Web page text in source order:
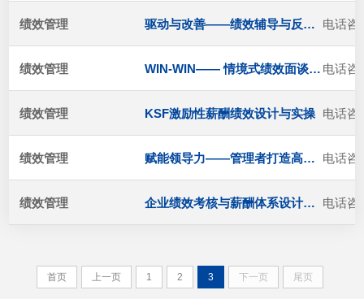
绩效管理 驱动与改善——绩效辅导与反馈管理 电话咨
绩效管理 WIN-WIN—— 情境式绩效面谈技巧修炼 电话咨
绩效管理 KSF激励性薪酬绩效设计与实操 电话咨
绩效管理 赋能领导力——管理者打造高绩效团队的关键能力 电话咨
绩效管理 企业绩效考核与薪酬体系设计实战 电话咨
首页 上一页 1 2 3 下一页 尾页